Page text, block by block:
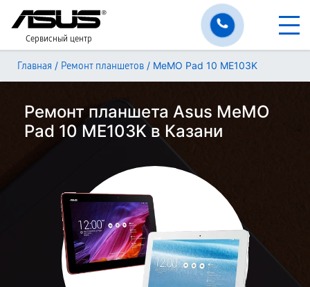
Сервисный центр
Главная / Ремонт планшетов / MeMO Pad 10 ME103K
Ремонт планшета Asus MeMO
Pad 10 ME103K в Казани